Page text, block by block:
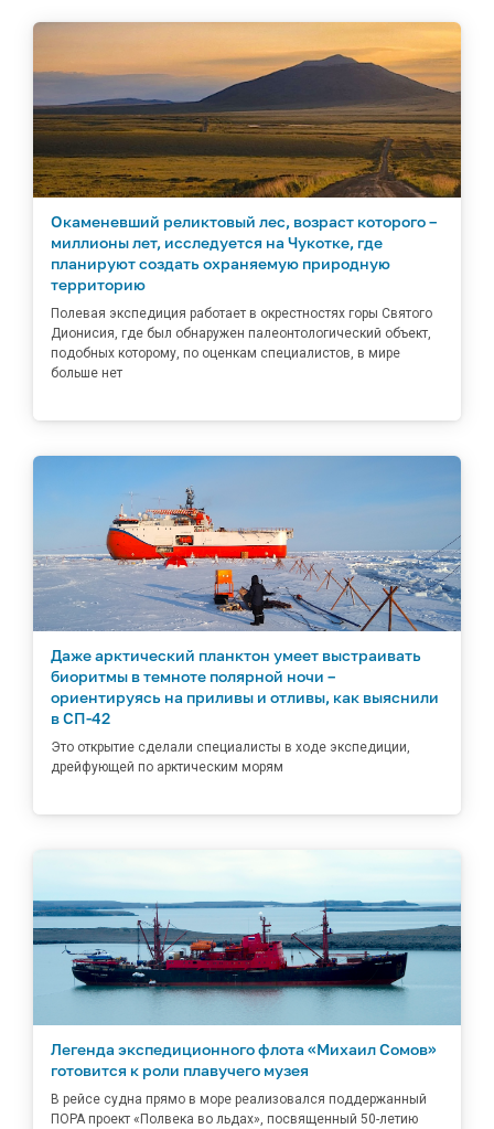
Окаменевший реликтовый лес, возраст которого –
миллионы лет, исследуется на Чукотке, где
планируют создать охраняемую природную
территорию
Полевая экспедиция работает в окрестностях горы Святого
Дионисия, где был обнаружен палеонтологический объект,
подобных которому, по оценкам специалистов, в мире
больше нет
Даже арктический планктон умеет выстраивать
биоритмы в темноте полярной ночи –
ориентируясь на приливы и отливы, как выяснили
в СП-42
Это открытие сделали специалисты в ходе экспедиции,
дрейфующей по арктическим морям
Легенда экспедиционного флота «Михаил Сомов»
готовится к роли плавучего музея
В рейсе судна прямо в море реализовался поддержанный
ПОРА проект «Полвека во льдах», посвященный 50-летию